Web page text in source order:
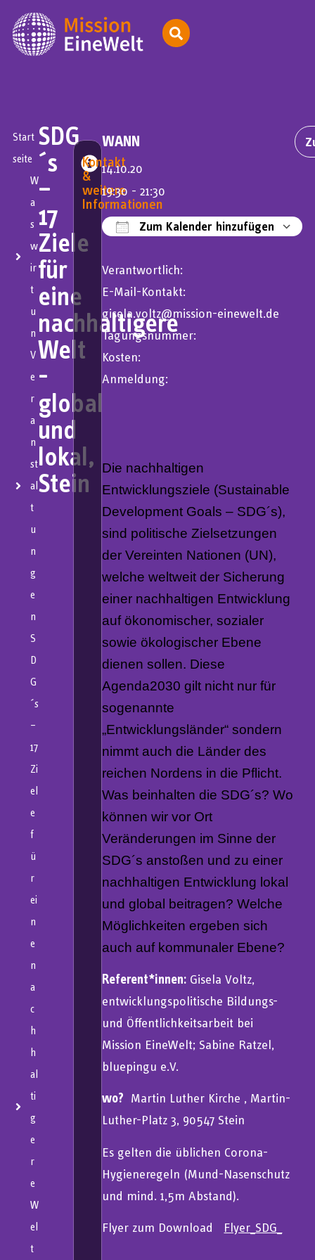
Start
seite
W
a
s
w
ir
t
u
n
V
e
r
a
n
st
al
t
u
n
g
e
n
S
D
G
´s
–
17
Zi
el
e
f
ü
r
ei
n
e
n
a
c
h
h
al
ti
g
e
r
e
W
el
t
SDG
´s
–
17
Ziele
für
eine
nachhaltigere
Welt
-
global
und
lokal,
Stein
Kontakt
&
weitere
Informationen
WANN
14.10.20
19:30 - 21:30
Zum Kalender hinzufügen
Verantwortlich:
E-Mail-Kontakt:
gisela.voltz@mission-einewelt.de
Tagungsnummer:
Kosten:
Anmeldung:
Die nachhaltigen
Entwicklungsziele (Sustainable
Development Goals – SDG´s),
sind politische Zielsetzungen
der Vereinten Nationen (UN),
welche weltweit der Sicherung
einer nachhaltigen Entwicklung
auf ökonomischer, sozialer
sowie ökologischer Ebene
dienen sollen. Diese
Agenda2030 gilt nicht nur für
sogenannte
„Entwicklungsländer“ sondern
nimmt auch die Länder des
reichen Nordens in die Pflicht.
Was beinhalten die SDG´s? Wo
können wir vor Ort
Veränderungen im Sinne der
SDG´s anstoßen und zu einer
nachhaltigen Entwicklung lokal
und global beitragen? Welche
Möglichkeiten ergeben sich
auch auf kommunaler Ebene?
Referent*innen: Gisela Voltz,
entwicklungspolitische Bildungs-
und Öffentlichkeitsarbeit bei
Mission EineWelt; Sabine Ratzel,
bluepingu e.V.
wo? Martin Luther Kirche , Martin-
Luther-Platz 3, 90547 Stein
Es gelten die üblichen Corona-
Hygieneregeln (Mund-Nasenschutz
und mind. 1,5m Abstand).
Flyer zum Download Flyer_SDG_